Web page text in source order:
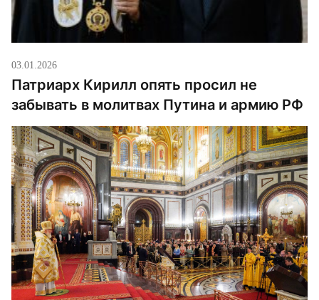
03.01.2026
Патриарх Кирилл опять просил не
забывать в молитвах Путина и армию РФ